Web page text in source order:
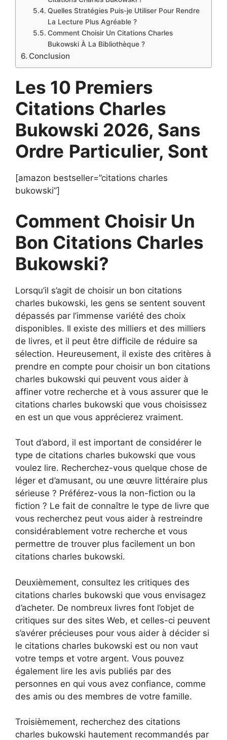
Quelles Stratégies Puis-je Utiliser Pour Rendre
La Lecture Plus Agréable ?
Comment Choisir Un Citations Charles
Bukowski À La Bibliothèque ?
Conclusion
Les 10 Premiers
Citations Charles
Bukowski 2026, Sans
Ordre Particulier, Sont
[amazon bestseller=”citations charles
bukowski”]
Comment Choisir Un
Bon Citations Charles
Bukowski?
Lorsqu’il s’agit de choisir un bon citations
charles bukowski, les gens se sentent souvent
dépassés par l’immense variété des choix
disponibles. Il existe des milliers et des milliers
de livres, et il peut être difficile de réduire sa
sélection. Heureusement, il existe des critères à
prendre en compte pour choisir un bon citations
charles bukowski qui peuvent vous aider à
affiner votre recherche et à vous assurer que le
citations charles bukowski que vous choisissez
en est un que vous apprécierez vraiment.
Tout d’abord, il est important de considérer le
type de citations charles bukowski que vous
voulez lire. Recherchez-vous quelque chose de
léger et d’amusant, ou une œuvre littéraire plus
sérieuse ? Préférez-vous la non-fiction ou la
fiction ? Le fait de connaître le type de livre que
vous recherchez peut vous aider à restreindre
considérablement votre recherche et vous
permettre de trouver plus facilement un bon
citations charles bukowski.
Deuxièmement, consultez les critiques des
citations charles bukowski que vous envisagez
d’acheter. De nombreux livres font l’objet de
critiques sur des sites Web, et celles-ci peuvent
s’avérer précieuses pour vous aider à décider si
le citations charles bukowski est ou non vaut
votre temps et votre argent. Vous pouvez
également lire les avis publiés par des
personnes en qui vous avez confiance, comme
des amis ou des membres de votre famille.
Troisièmement, recherchez des citations
charles bukowski hautement recommandés par